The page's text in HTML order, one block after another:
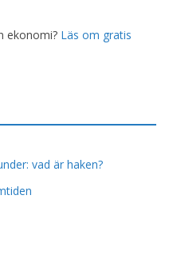
ekonomi? Läs om gratis
vad är haken?